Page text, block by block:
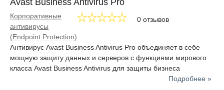
Avast Business Antivirus Pro
0 отзывов
Корпоративные
антивирусы
(Endpoint Protection)
Антивирус Avast Business Antivirus Pro объединяет в себе
мощную защиту данных и серверов с функциями мирового
класса Avast Business Antivirus для защиты бизнеса
Подробнее »